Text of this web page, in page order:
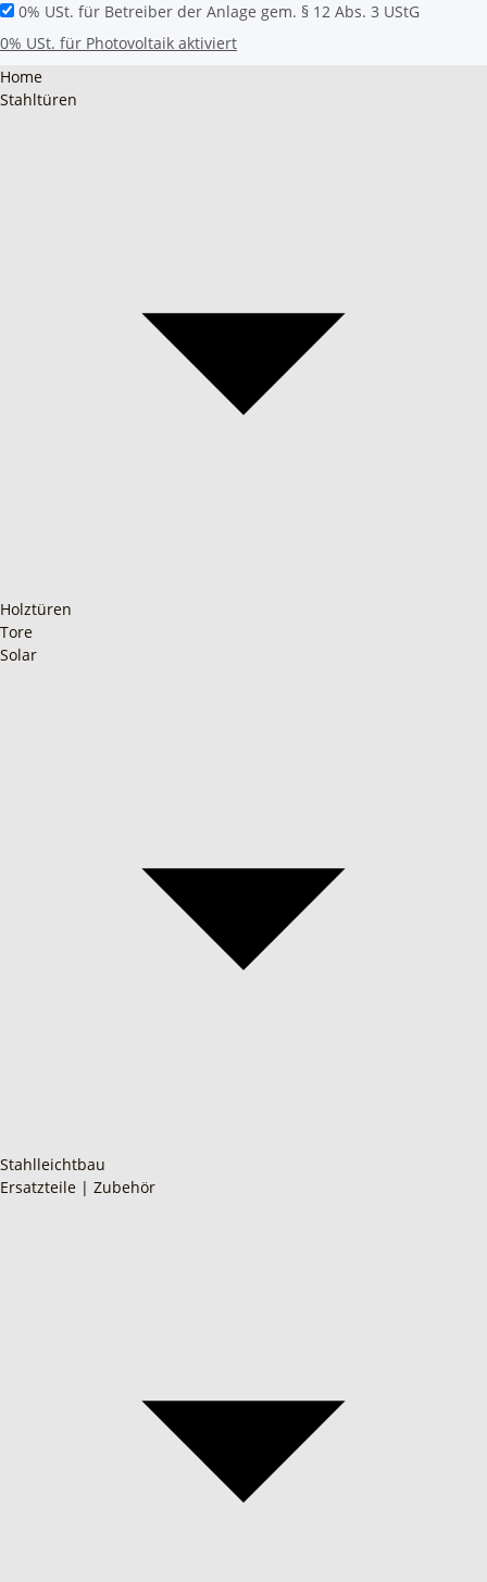
0% USt. für Betreiber der Anlage gem. § 12 Abs. 3 UStG
0% USt. für Photovoltaik aktiviert
Home
Stahltüren
Holztüren
Tore
Solar
Stahlleichtbau
Ersatzteile | Zubehör